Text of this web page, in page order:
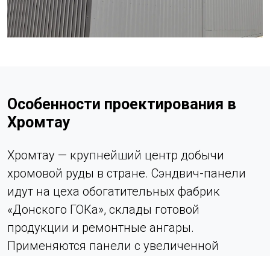
Особенности проектирования в
Хромтау
Хромтау — крупнейший центр добычи
хромовой руды в стране. Сэндвич-панели
идут на цеха обогатительных фабрик
«Донского ГОКа», склады готовой
продукции и ремонтные ангары.
Применяются панели с увеличенной